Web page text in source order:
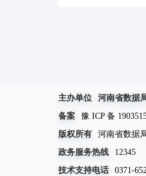
主办单位
河南省数据
备案
豫 ICP 备
版权所有
河南省数据
政务服务热线
12345
技术支持电话
0371-